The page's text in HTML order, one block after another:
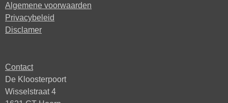
b
o
o
a
g
r
Algemene voorwaarden
Privacybeleid
Disclamer
Contact
De Kloosterpoort
Wisselstraat 4